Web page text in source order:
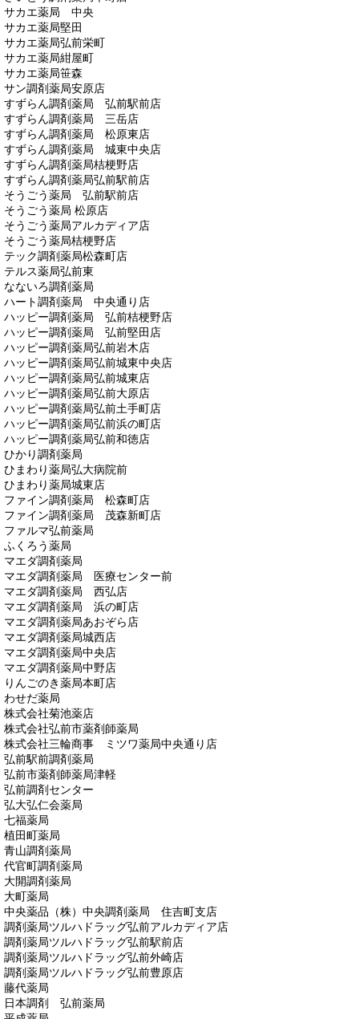
サカエ薬局 中央
サカエ薬局堅田
サカエ薬局弘前栄町
サカエ薬局紺屋町
サカエ薬局笹森
サン調剤薬局安原店
すずらん調剤薬局 弘前駅前店
すずらん調剤薬局 三岳店
すずらん調剤薬局 松原東店
すずらん調剤薬局 城東中央店
すずらん調剤薬局桔梗野店
すずらん調剤薬局弘前駅前店
そうごう薬局 弘前駅前店
そうごう薬局 松原店
そうごう薬局アルカディア店
そうごう薬局桔梗野店
テック調剤薬局松森町店
テルス薬局弘前東
なないろ調剤薬局
ハート調剤薬局 中央通り店
ハッピー調剤薬局 弘前桔梗野店
ハッピー調剤薬局 弘前堅田店
ハッピー調剤薬局弘前岩木店
ハッピー調剤薬局弘前城東中央店
ハッピー調剤薬局弘前城東店
ハッピー調剤薬局弘前大原店
ハッピー調剤薬局弘前土手町店
ハッピー調剤薬局弘前浜の町店
ハッピー調剤薬局弘前和徳店
ひかり調剤薬局
ひまわり薬局弘大病院前
ひまわり薬局城東店
ファイン調剤薬局 松森町店
ファイン調剤薬局 茂森新町店
ファルマ弘前薬局
ふくろう薬局
マエダ調剤薬局
マエダ調剤薬局 医療センター前
マエダ調剤薬局 西弘店
マエダ調剤薬局 浜の町店
マエダ調剤薬局あおぞら店
マエダ調剤薬局城西店
マエダ調剤薬局中央店
マエダ調剤薬局中野店
りんごのき薬局本町店
わせだ薬局
株式会社菊池薬店
株式会社弘前市薬剤師薬局
株式会社三輪商事 ミツワ薬局中央通り店
弘前駅前調剤薬局
弘前市薬剤師薬局津軽
弘前調剤センター
弘大弘仁会薬局
七福薬局
植田町薬局
青山調剤薬局
代官町調剤薬局
大開調剤薬局
大町薬局
中央薬品（株）中央調剤薬局 住吉町支店
調剤薬局ツルハドラッグ弘前アルカディア店
調剤薬局ツルハドラッグ弘前駅前店
調剤薬局ツルハドラッグ弘前外崎店
調剤薬局ツルハドラッグ弘前豊原店
藤代薬局
日本調剤 弘前薬局